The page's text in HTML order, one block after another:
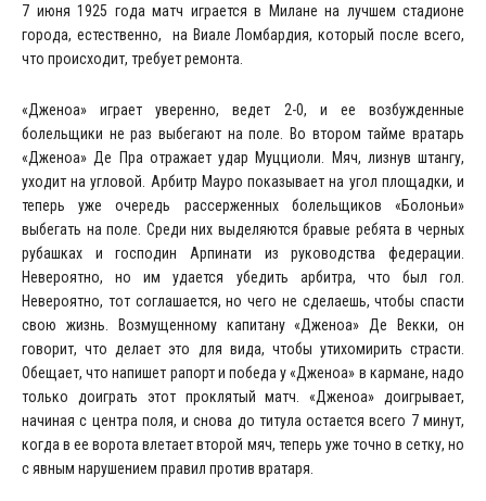
7 июня 1925 года матч играется в Милане на лучшем стадионе
города, естественно, на Виале Ломбардия, который после всего,
что происходит, требует ремонта.
«Дженоа» играет уверенно, ведет 2-0, и ее возбужденные
болельщики не раз выбегают на поле. Во втором тайме вратарь
«Дженоа» Де Пра отражает удар Муцциоли. Мяч, лизнув штангу,
уходит на угловой. Арбитр Мауро показывает на угол площадки, и
теперь уже очередь рассерженных болельщиков «Болоньи»
выбегать на поле. Среди них выделяются бравые ребята в черных
рубашках и господин Арпинати из руководства федерации.
Невероятно, но им удается убедить арбитра, что был гол.
Невероятно, тот соглашается, но чего не сделаешь, чтобы спасти
свою жизнь. Возмущенному капитану «Дженоа» Де Векки, он
говорит, что делает это для вида, чтобы утихомирить страсти.
Обещает, что напишет рапорт и победа у «Дженоа» в кармане, надо
только доиграть этот проклятый матч. «Дженоа» доигрывает,
начиная с центра поля, и снова до титула остается всего 7 минут,
когда в ее ворота влетает второй мяч, теперь уже точно в сетку, но
с явным нарушением правил против вратаря.